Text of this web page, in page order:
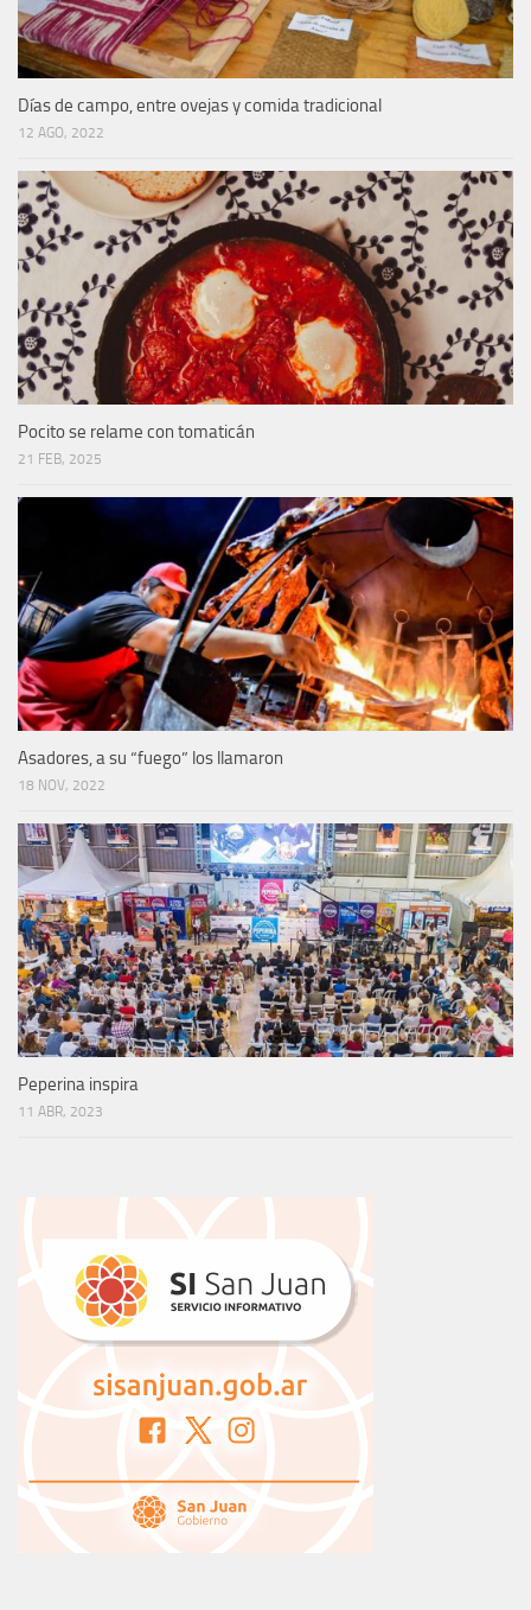
Días de campo, entre ovejas y comida tradicional
12 AGO, 2022
Pocito se relame con tomaticán
21 FEB, 2025
Asadores, a su “fuego” los llamaron
18 NOV, 2022
Peperina inspira
11 ABR, 2023